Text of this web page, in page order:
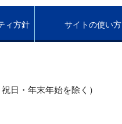
ィ方針 サイトの使い方
日・年末年始を除く）